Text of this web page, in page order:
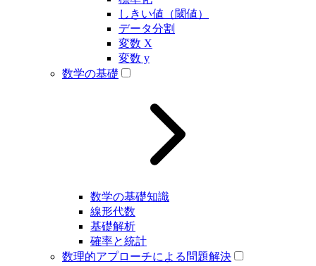
しきい値（閾値）
データ分割
変数 X
変数 y
数学の基礎
数学の基礎知識
線形代数
基礎解析
確率と統計
数理的アプローチによる問題解決